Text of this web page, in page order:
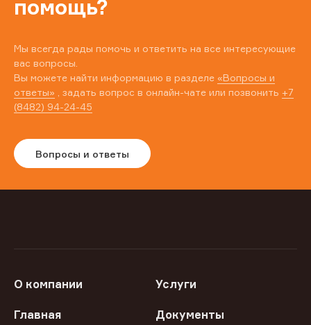
помощь?
Мы всегда рады помочь и ответить на все интересующие
вас вопросы.
Вы можете найти информацию в разделе «Вопросы и
ответы» , задать вопрос в онлайн-чате или позвонить +7
(8482) 94-24-45
Вопросы и ответы
О компании Услуги
Главная Документы